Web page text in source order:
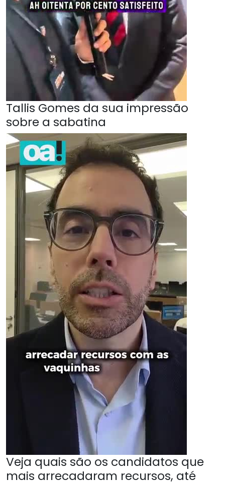
Tallis Gomes da sua impressão
sobre a sabatina
Veja quais são os candidatos que
mais arrecadaram recursos, até